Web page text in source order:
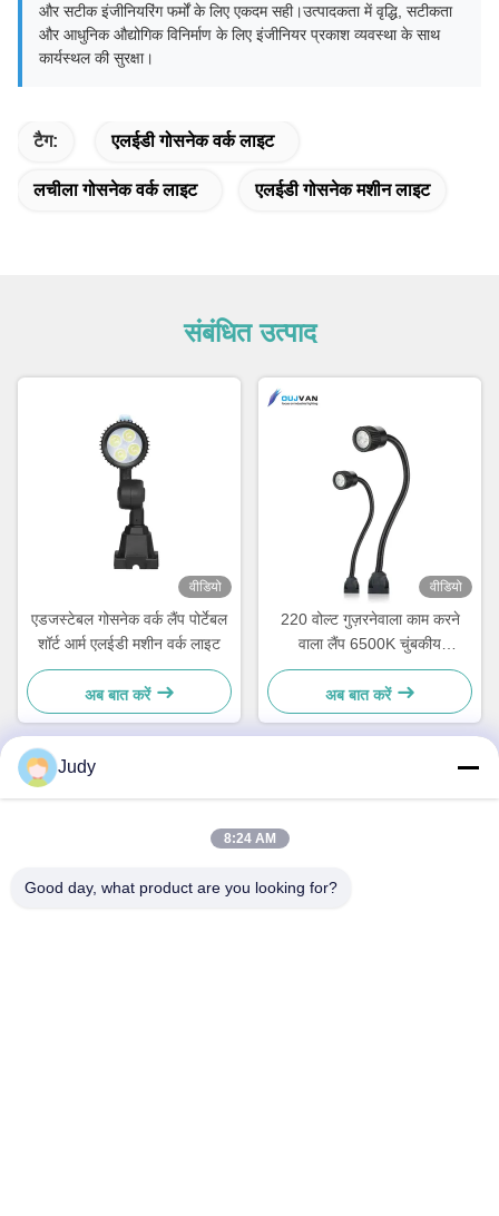
और सटीक इंजीनियरिंग फर्मों के लिए एकदम सही।उत्पादकता में वृद्धि, सटीकता
और आधुनिक औद्योगिक विनिर्माण के लिए इंजीनियर प्रकाश व्यवस्था के साथ
कार्यस्थल की सुरक्षा।
टैग: एलईडी गोसनेक वर्क लाइट
लचीला गोसनेक वर्क लाइट एलईडी गोसनेक मशीन लाइट
संबंधित उत्पाद
वीडियो
एडजस्टेबल गोसनेक वर्क लैंप पोर्टेबल
शॉर्ट आर्म एलईडी मशीन वर्क लाइट
अब बात करें
वीडियो
220 वोल्ट गुज़रनेवाला काम करने
वाला लैंप 6500K चुंबकीय
गुज़रनेवाला एलईडी लाइट IP67 रेटिंग
अब बात करें
Judy
8:24 AM
Good day, what product are you looking for?